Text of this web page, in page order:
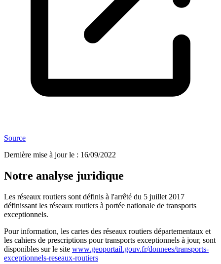
Source
Dernière mise à jour le : 16/09/2022
Notre analyse juridique
Les réseaux routiers sont définis à l'arrêté du 5 juillet 2017
définissant les réseaux routiers à portée nationale de transports
exceptionnels.
Pour information, les cartes des réseaux routiers départementaux et
les cahiers de prescriptions pour transports exceptionnels à jour, sont
disponibles sur le site www.geoportail.gouv.fr/donnees/transports-
exceptionnels-reseaux-routiers